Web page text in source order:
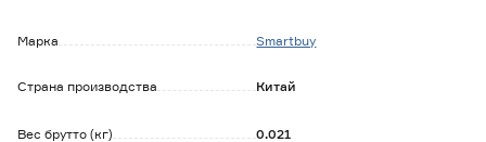
Марка Smartbuy
Страна производства Китай
Вес брутто (кг) 0.021